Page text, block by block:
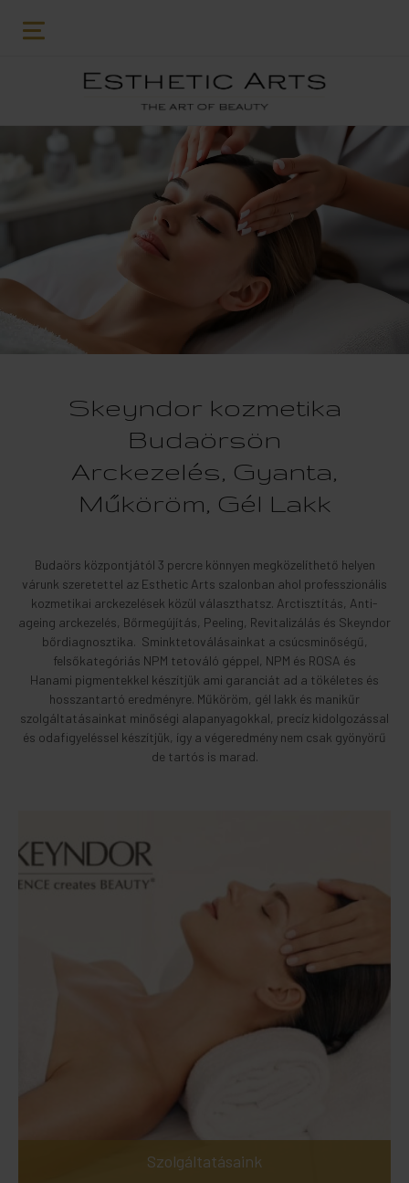
Skeyndor kozmetika
Budaörsön
Arckezelés, Gyanta,
Műköröm, Gél Lakk
Budaörs központjától 3 percre könnyen megközelíthető helyen
várunk szeretettel az Esthetic Arts szalonban ahol professzionális
kozmetikai arckezelések közül választhatsz. Arctisztítás, Anti-
ageing arckezelés, Bőrmegújítás, Peeling, Revitalizálás és Skeyndor
bőrdiagnosztika. Sminktetoválásainkat a csúcsminőségű,
felsőkategóriás NPM tetováló géppel, NPM és ROSA és
Hanami pigmentekkel készítjük ami garanciát ad a tökéletes és
hosszantartó eredményre. Műköröm, gél lakk és manikűr
szolgáltatásainkat minőségi alapanyagokkal, precíz kidolgozással
és odafigyeléssel készítjük, így a végeredmény nem csak gyönyörű
de tartós is marad.
Szolgáltatásaink